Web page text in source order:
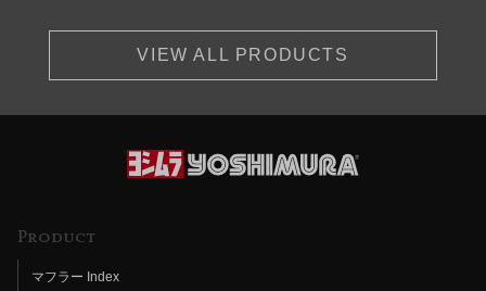
VIEW ALL PRODUCTS
Product
マフラー Index